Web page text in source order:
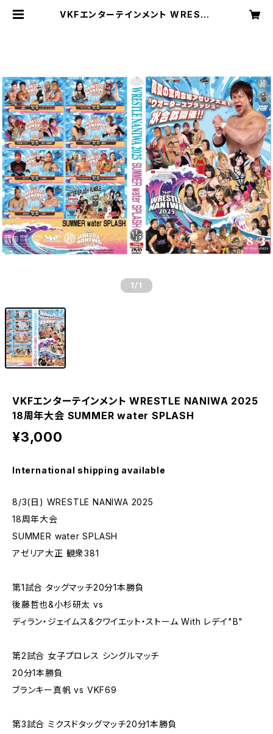
VKFエンターテインメント WRESTL
1 /1
VKFエンターテインメント WRESTLE NANIWA 2025
18周年大会 SUMMER water SPLASH
¥3,000
International shipping available
8/3(日) WRESTLE NANIWA 2025
18周年大会
SUMMER water SPLASH
アゼリア大正 観衆381
第1試合 タッグマッチ20分1本勝負
後藤哲也&小杉研太 vs
ディラン・ジェイムス&クワイエット・ストーム With レデイ"B"
第2試合 女子プロレス シングルマッチ
20分1本勝負
ブランキー真帆 vs VKF69
第3試合 ミクスドタッグマッチ20分1本勝負